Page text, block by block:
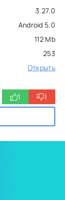
3.27.0
Android 5.0
112 Mb
253
Открыть
1 1